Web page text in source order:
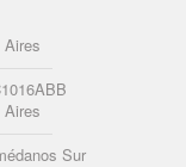
Aires
Aires
Sur